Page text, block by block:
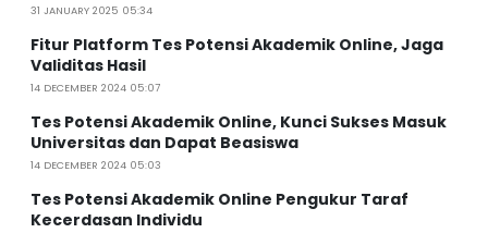
31 JANUARY 2025 05:34
Fitur Platform Tes Potensi Akademik Online, Jaga
Validitas Hasil
14 DECEMBER 2024 05:07
Tes Potensi Akademik Online, Kunci Sukses Masuk
Universitas dan Dapat Beasiswa
14 DECEMBER 2024 05:03
Tes Potensi Akademik Online Pengukur Taraf
Kecerdasan Individu